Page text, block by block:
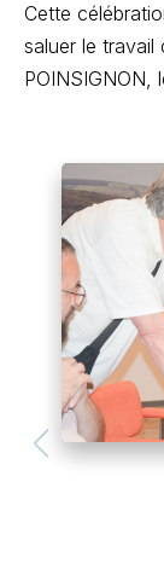
Cette
saluer le
POINSIGNON,